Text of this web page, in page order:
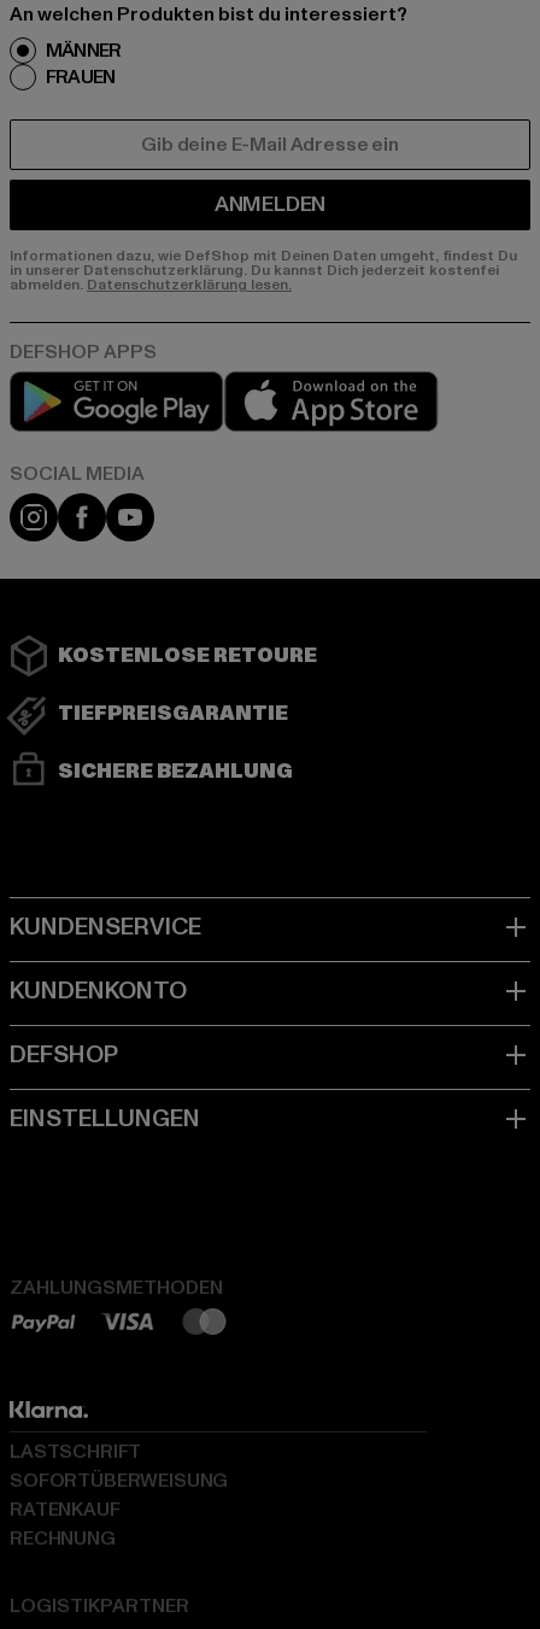
An welchen Produkten bist du interessiert?
MÄNNER
FRAUEN
ANMELDEN
Informationen dazu, wie DefShop mit Deinen Daten umgeht, findest Du
in unserer Datenschutzerklärung. Du kannst Dich jederzeit kostenfei
abmelden. Datenschutzerklärung lesen.
Play market
Instagram
FacebookYouTube
KOSTENLOSE RETOURE
TIEFPREISGARANTIE
SICHERE BEZAHLUNG
ZAHLUNGSMETHODEN
LOGISTIKPARTNER
LASTSCHRIFT
SOFORTÜBERWEISUNG
RATENKAUF
RECHNUNG